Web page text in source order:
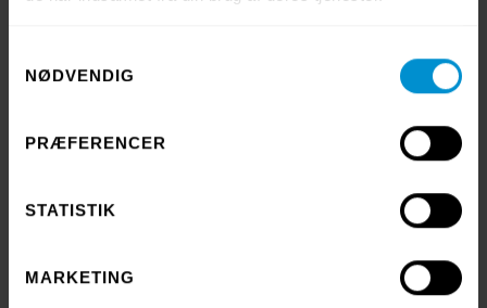
NØDVENDIG
PRÆFERENCER
STATISTIK
MARKETING
Få TEXTILIA-NYT
i din indbakke
indicates required